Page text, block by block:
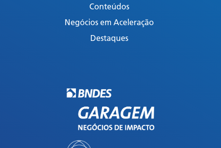
Conteúdos
Negócios em Aceleração
Destaques